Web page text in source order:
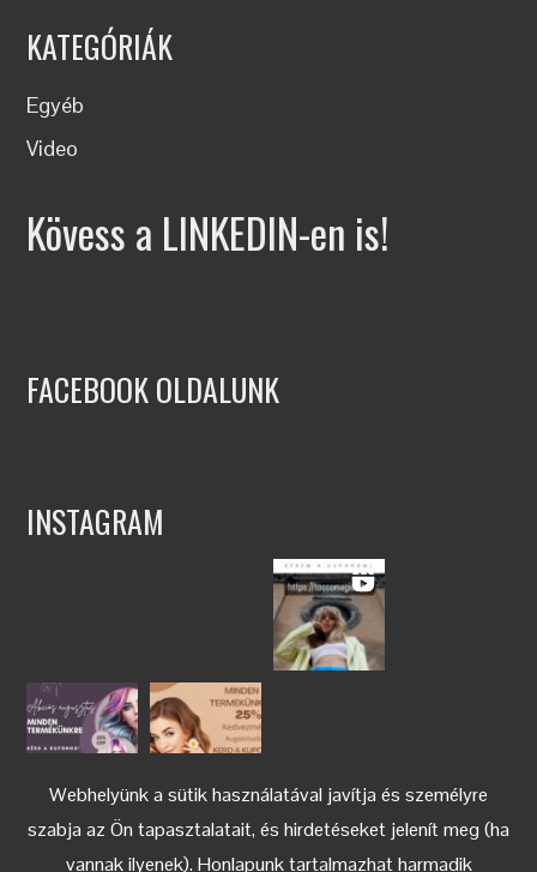
Webhelyünk a sütik használatával javítja és személyre
szabja az Ön tapasztalatait, és hirdetéseket jelenít meg (ha
vannak ilyenek). Honlapunk tartalmazhat harmadik
KATEGÓRIÁK
Egyéb
Video
Kövess a LINKEDIN-en is!
FACEBOOK OLDALUNK
INSTAGRAM